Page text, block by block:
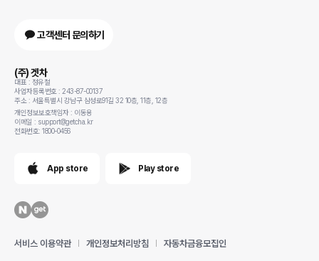
고객센터 문의하기
(주) 겟차
대표 : 정유철
사업자등록번호 : 243-87-00137
주소 : 서울특별시 강남구 삼성로91길 32 10층, 11층, 12층
개인정보보호책임자 : 이동용
이메일 : support@getcha.kr
전화번호: 1800-0456
App store Play store
서비스 이용약관 개인정보처리방침 자동차금융모집인